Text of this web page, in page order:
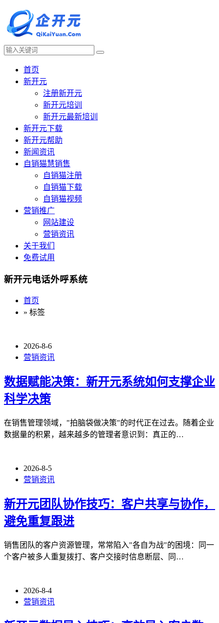
首页
新开元
注册新开元
新开元培训
新开元最新培训
新开元下载
新开元帮助
新闻资讯
自销猫慧销售
自销猫注册
自销猫下载
自销猫视频
营销推广
网站建设
营销资讯
关于我们
免费试用
新开元电话外呼系统
首页
» 标签
2026-8-6
营销资讯
数据赋能决策：新开元系统如何支撑企业
科学决策
在销售管理领域，"拍脑袋做决策"的时代正在过去。随着企业
数据量的积累，越来越多的管理者意识到：真正的…
2026-8-5
营销资讯
新开元团队协作技巧：客户共享与协作，
避免重复跟进
销售团队的客户资源管理，常常陷入"各自为战"的困境：同一
个客户被多人重复拨打、客户交接时信息断层、同…
2026-8-4
营销资讯